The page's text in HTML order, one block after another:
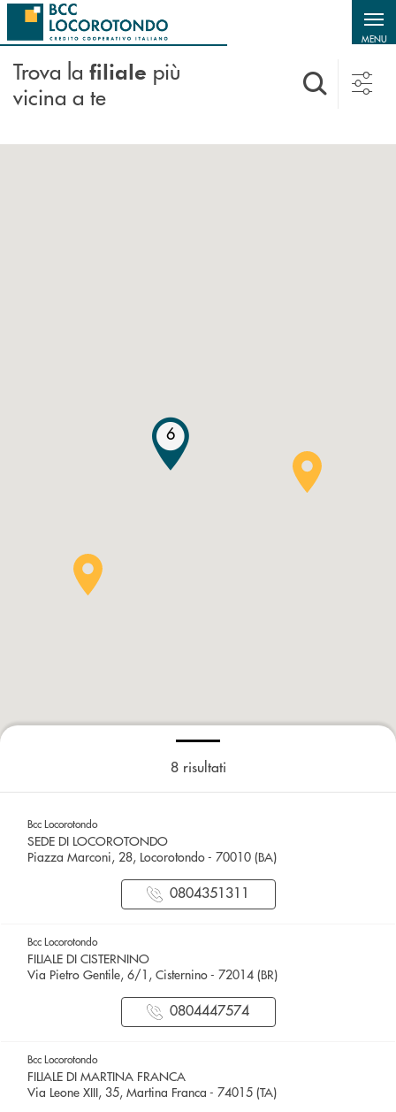
Salta al contenuto principale
MENU
Trova la filiale più
vicina a te
8risultati
Bcc Locorotondo
SEDE DI LOCOROTONDO
Piazza Marconi, 28, Locorotondo - 70010 (BA)
0804351311
Bcc Locorotondo
FILIALE DI CISTERNINO
Via Pietro Gentile, 6/1, Cisternino - 72014 (BR)
0804447574
Bcc Locorotondo
FILIALE DI MARTINA FRANCA
Via Leone XIII, 35, Martina Franca - 74015 (TA)
6